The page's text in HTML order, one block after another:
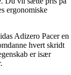
ergonomiske
Adizero Pacer en
hvert skridt
er især